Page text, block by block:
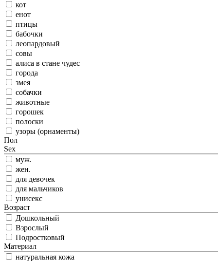
кот
енот
птицы
бабочки
леопардовый
совы
алиса в стане чудес
города
змея
собачки
животные
горошек
полоски
узоры (орнаменты)
Пол
Sex
муж.
жен.
для девочек
для мальчиков
унисекс
Возраст
Дошкольный
Взрослый
Подростковый
Материал
натуральная кожа